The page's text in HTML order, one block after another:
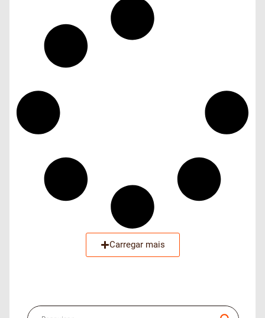
Carregar mais